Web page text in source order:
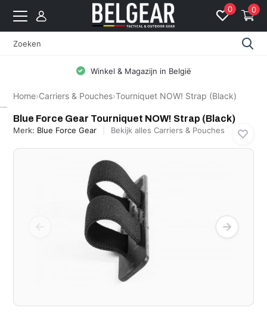
0 0
Winkel & Magazijn in België
Home›Carriers & Pouches›Tourniquet NOW! Strap (Black)
Blue Force Gear Tourniquet NOW! Strap (Black)
Merk: Blue Force Gear Bekijk alles Carriers & Pouches